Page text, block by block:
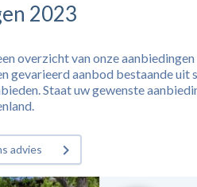
2023
overzicht van onze
gevarieerd aanbod bestaande uit
Staat uw gewenste
advies